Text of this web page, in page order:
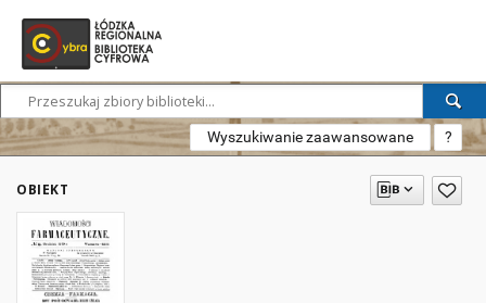
Wyszukiwanie zaawansowane ?
OBIEKT